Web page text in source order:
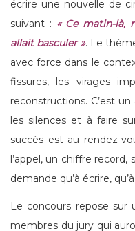
écrire une nouvelle de
suivant : « Ce matin-là,
allait basculer ». Le
avec force dans le
fissures, les virages
reconstructions. C’est
les silences et à faire
succès est au rendez-
l’appel, un chiffre
demande qu’à écrire,
Le concours repose sur
membres du jury qui